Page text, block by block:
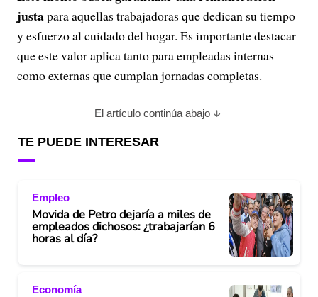
justapara aquellas trabajadoras que dedican su tiempo
y esfuerzo al cuidado del hogar. Es importante destacar
que este valor aplica tanto para empleadas internas
como externas que cumplan jornadas completas.
El artículo continúa abajo
TE PUEDE INTERESAR
Empleo
Movida de Petro dejaría a miles de
empleados dichosos: ¿trabajarían 6
horas al día?
Economía